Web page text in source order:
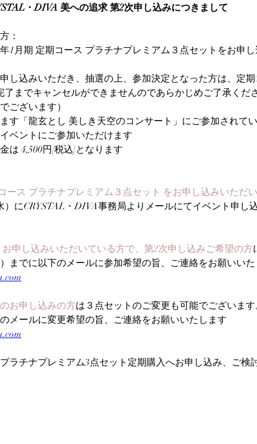
・DIVA 美への追求 第2次申し込みにつきまして
：
年1月期 定期コース プラチナプレミアム３点セットをお申
し込みいただき、抽選の上、参加決定となった方は、定
了までキャンセルができませんのであらかじめご了承くだ
ございます）
す「龍玄とし 美しき天空のコンサート」にご参加されて
ベントにご参加いただけます
は 4,500円(税込)となります
ース プラチナプレミアム３点セット をお申し込みいただ
）にCRYSTAL・DIVA事務局よりメールにてイベント申し
お申し込みいただいている方で、第2次申し込みご希望の方
までに以下のメールに参加希望の旨、ご連絡をお願いい
お申し込みの方は３点セットのご変更も可能でございます
メールに変更希望の旨、ご連絡をお願いいたします
ラチナプレミアム3点セット定期購入へお申し込み、ご検